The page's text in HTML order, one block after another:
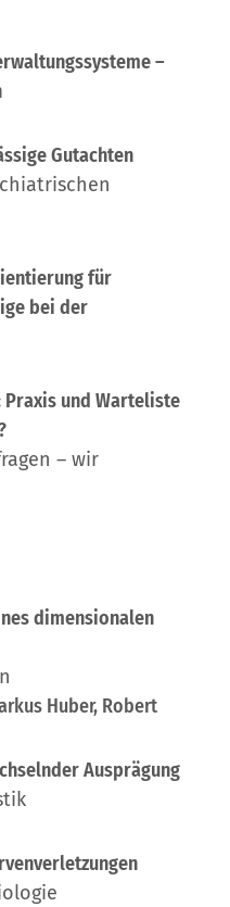
–
Gutachten
für
bei der
und Warteliste
– wir
dimensionalen
Huber, Robert
Ausprägung